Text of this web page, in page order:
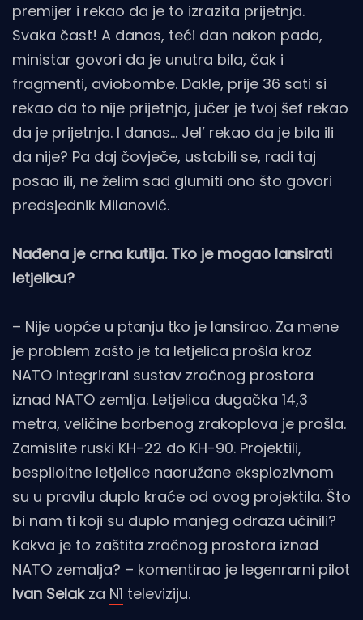
premijer i rekao da je to izrazita prijetnja.
Svaka čast! A danas, teći dan nakon pada,
ministar govori da je unutra bila, čak i
fragmenti, aviobombe. Dakle, prije 36 sati si
rekao da to nije prijetnja, jučer je tvoj šef rekao
da je prijetnja. I danas… Jel’ rekao da je bila ili
da nije? Pa daj čovječe, ustabili se, radi taj
posao ili, ne želim sad glumiti ono što govori
predsjednik Milanović.
Nađena je crna kutija. Tko je mogao lansirati
letjelicu?
– Nije uopće u ptanju tko je lansirao. Za mene
je problem zašto je ta letjelica prošla kroz
NATO integrirani sustav zračnog prostora
iznad NATO zemlja. Letjelica dugačka 14,3
metra, veličine borbenog zrakoplova je prošla.
Zamislite ruski KH-22 do KH-90. Projektili,
bespiloltne letjelice naoružane eksplozivnom
su u pravilu duplo kraće od ovog projektila. Što
bi nam ti koji su duplo manjeg odraza učinili?
Kakva je to zaštita zračnog prostora iznad
NATO zemalja? – komentirao je legenrarni pilot
Ivan Selakza N1 televiziju.